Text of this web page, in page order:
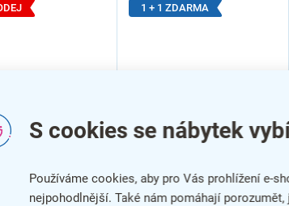
S cookies se nábytek
Používáme cookies, aby pro Vás prohlížení e-
nejpohodlnější. Také nám pomáhají porozumět,
černá / modrá
1 + 1 ZDARMA
Santos 1 + 1 ZDARMA,
modrá